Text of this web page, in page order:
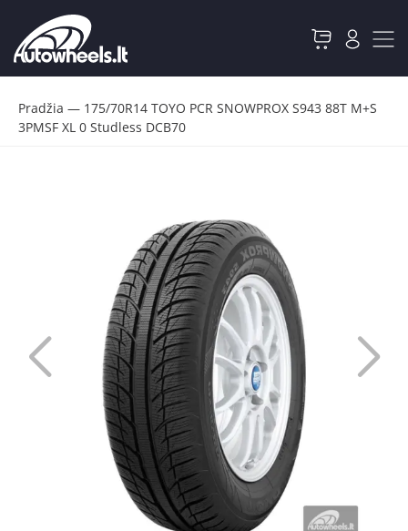
Pradžia — 175/70R14 TOYO PCR SNOWPROX S943 88T M+S
3PMSF XL 0 Studless DCB70